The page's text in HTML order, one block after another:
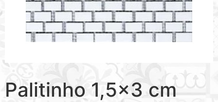
Palitinho 1,5×3 cm